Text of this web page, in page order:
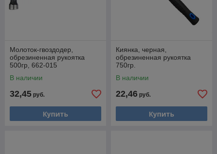
Молоток-гвоздодер,
обрезиненная рукоятка
500гр, 662-015
В наличии
32,45 руб.
Купить
Киянка, черная,
обрезиненная рукоятка
750гр.
В наличии
22,46 руб.
Купить